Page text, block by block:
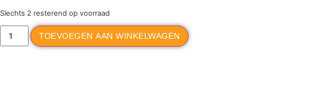
Slechts 2 resterend op voorraad
TOEVOEGEN AAN WINKELWAGEN